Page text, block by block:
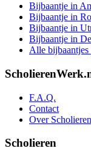
Bijbaantje in
Bijbaantje in
Bijbaantje in
Bijbaantje in
Alle bijbaantjes
F.A.Q.
Contact
Over
Scholieren